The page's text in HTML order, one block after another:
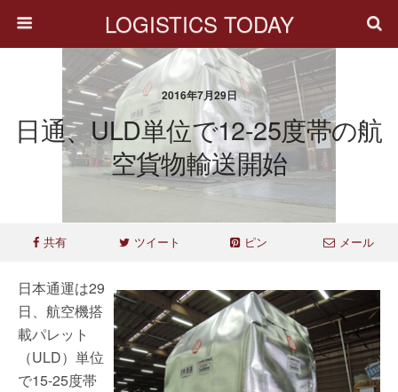
LOGISTICS TODAY
2016年7月29日
日通、ULD単位で12-25度帯の航
空貨物輸送開始
共有 ツイート ピン メール
日本通運は29
日、航空機搭
載パレット
（ULD）単位
で15-25度帯